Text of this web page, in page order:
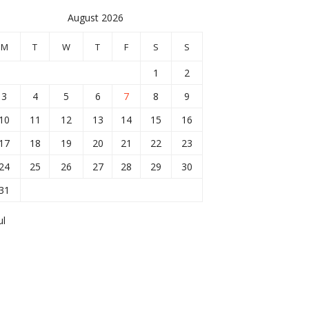
August 2026
M T W T F S S
1
2
3
4 5 6 7 8
9
11 12 13 14 15
16
18 19 20 21 22
23
25 26 27 28 29
30